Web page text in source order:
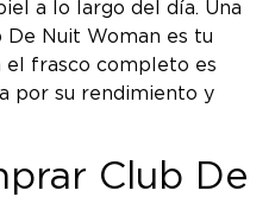
a lo largo del día. Una
De Nuit Woman es tu
el frasco completo es
por su rendimiento y
Club De